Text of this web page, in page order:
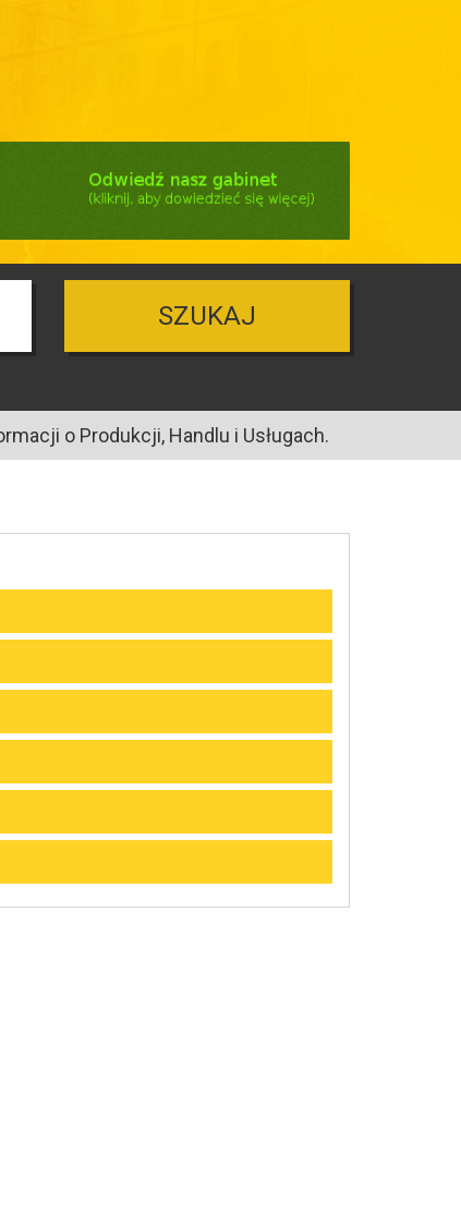
SZUKAJ
o Produkcji, Handlu i Usługach.